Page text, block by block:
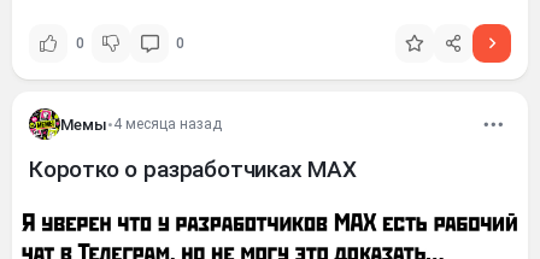
0 0
Мемы•4 месяца назад
Коротко о разработчиках MAX